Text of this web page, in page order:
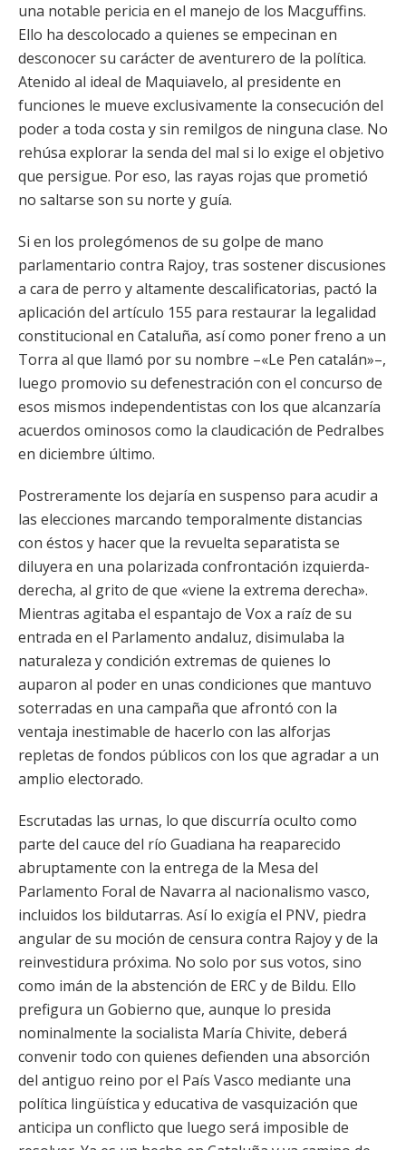
una notable pericia en el manejo de los Macguffins.
Ello ha descolocado a quienes se empecinan en
desconocer su carácter de aventurero de la política.
Atenido al ideal de Maquiavelo, al presidente en
funciones le mueve exclusivamente la consecución del
poder a toda costa y sin remilgos de ninguna clase. No
rehúsa explorar la senda del mal si lo exige el objetivo
que persigue. Por eso, las rayas rojas que prometió
no saltarse son su norte y guía.
Si en los prolegómenos de su golpe de mano
parlamentario contra Rajoy, tras sostener discusiones
a cara de perro y altamente descalificatorias, pactó la
aplicación del artículo 155 para restaurar la legalidad
constitucional en Cataluña, así como poner freno a un
Torra al que llamó por su nombre –«Le Pen catalán»–,
luego promovio su defenestración con el concurso de
esos mismos independentistas con los que alcanzaría
acuerdos ominosos como la claudicación de Pedralbes
en diciembre último.
Postreramente los dejaría en suspenso para acudir a
las elecciones marcando temporalmente distancias
con éstos y hacer que la revuelta separatista se
diluyera en una polarizada confrontación izquierda-
derecha, al grito de que «viene la extrema derecha».
Mientras agitaba el espantajo de Vox a raíz de su
entrada en el Parlamento andaluz, disimulaba la
naturaleza y condición extremas de quienes lo
auparon al poder en unas condiciones que mantuvo
soterradas en una campaña que afrontó con la
ventaja inestimable de hacerlo con las alforjas
repletas de fondos públicos con los que agradar a un
amplio electorado.
Escrutadas las urnas, lo que discurría oculto como
parte del cauce del río Guadiana ha reaparecido
abruptamente con la entrega de la Mesa del
Parlamento Foral de Navarra al nacionalismo vasco,
incluidos los bildutarras. Así lo exigía el PNV, piedra
angular de su moción de censura contra Rajoy y de la
reinvestidura próxima. No solo por sus votos, sino
como imán de la abstención de ERC y de Bildu. Ello
prefigura un Gobierno que, aunque lo presida
nominalmente la socialista María Chivite, deberá
convenir todo con quienes defienden una absorción
del antiguo reino por el País Vasco mediante una
política lingüística y educativa de vasquización que
anticipa un conflicto que luego será imposible de